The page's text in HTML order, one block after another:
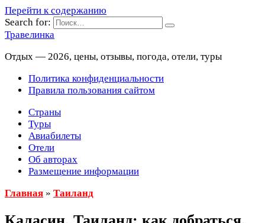
Перейти к содержанию
Search for:
Травелинка
Отдых — 2026, цены, отзывы, погода, отели, туры
Политика конфиденциальности
Правила пользования сайтом
Страны
Туры
Авиабилеты
Отели
Об авторах
Размещение информации
Главная » Таиланд